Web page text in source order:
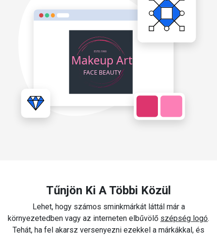
Tűnjön Ki A Többi Közül
Lehet, hogy számos sminkmárkát láttál már a
környezetedben vagy az interneten elbűvölő szépség logó.
Tehát, ha fel akarsz versenyezni ezekkel a márkákkal, és